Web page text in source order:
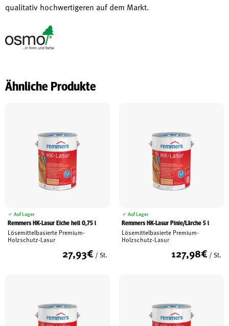
qualitativ hochwertigeren auf dem Markt.
Ähnliche Produkte
Auf Lager
Remmers HK-Lasur Eiche hell 0,75 l
Lösemittelbasierte Premium-
Holzschutz-Lasur
27,93€ / St.
Auf Lager
Remmers HK-Lasur Pinie/Lärche 5 l
Lösemittelbasierte Premium-
Holzschutz-Lasur
127,98€ / St.